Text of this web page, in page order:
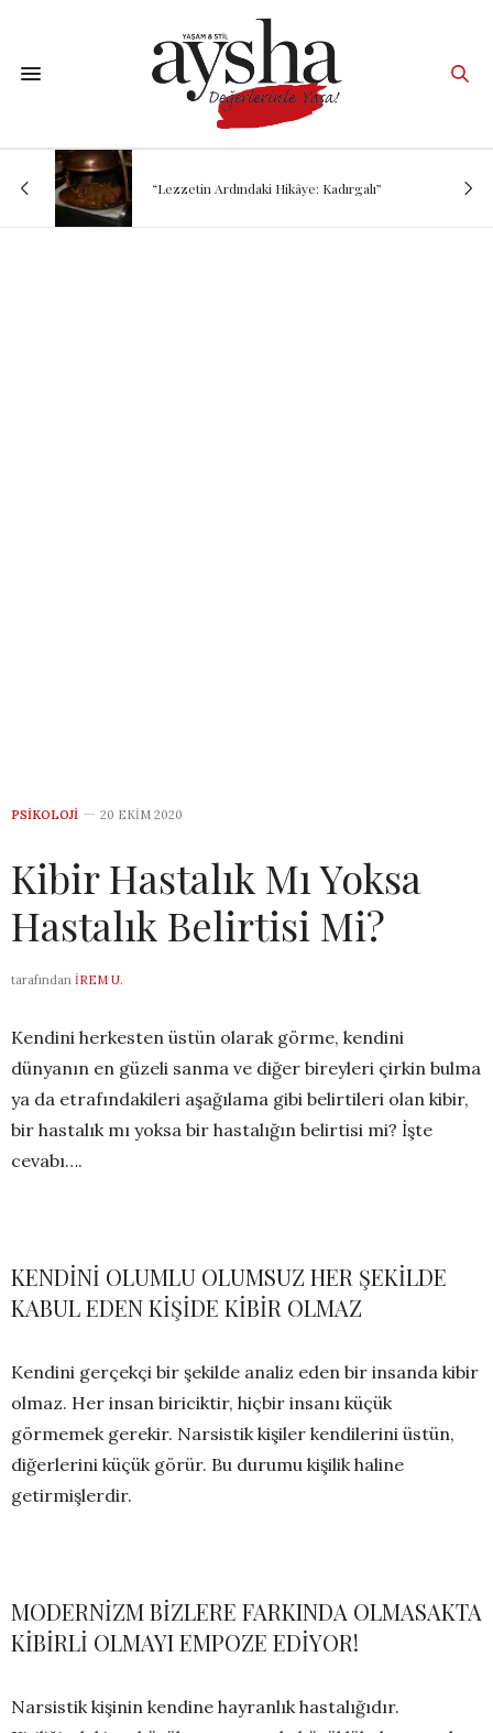
“Lezzetin Ardındaki Hikâye: Kadırgalı”
PSIKOLOJI 20 EKIM 2020
Kibir Hastalık Mı Yoksa
Hastalık Belirtisi Mi?
tarafından İREM U.
Kendini herkesten üstün olarak görme, kendini
dünyanın en güzeli sanma ve diğer bireyleri çirkin bulma
ya da etrafındakileri aşağılama gibi belirtileri olan kibir,
bir hastalık mı yoksa bir hastalığın belirtisi mi? İşte
cevabı….
KENDİNİ OLUMLU OLUMSUZ HER ŞEKİLDE
KABUL EDEN KİŞİDE KİBİR OLMAZ
Kendini gerçekçi bir şekilde analiz eden bir insanda kibir
olmaz. Her insan biriciktir, hiçbir insanı küçük
görmemek gerekir. Narsistik kişiler kendilerini üstün,
diğerlerini küçük görür. Bu durumu kişilik haline
getirmişlerdir.
MODERNİZM BİZLERE FARKINDA OLMASAKTA
KİBİRLİ OLMAYI EMPOZE EDİYOR!
Narsistik kişinin kendine hayranlık hastalığıdır.